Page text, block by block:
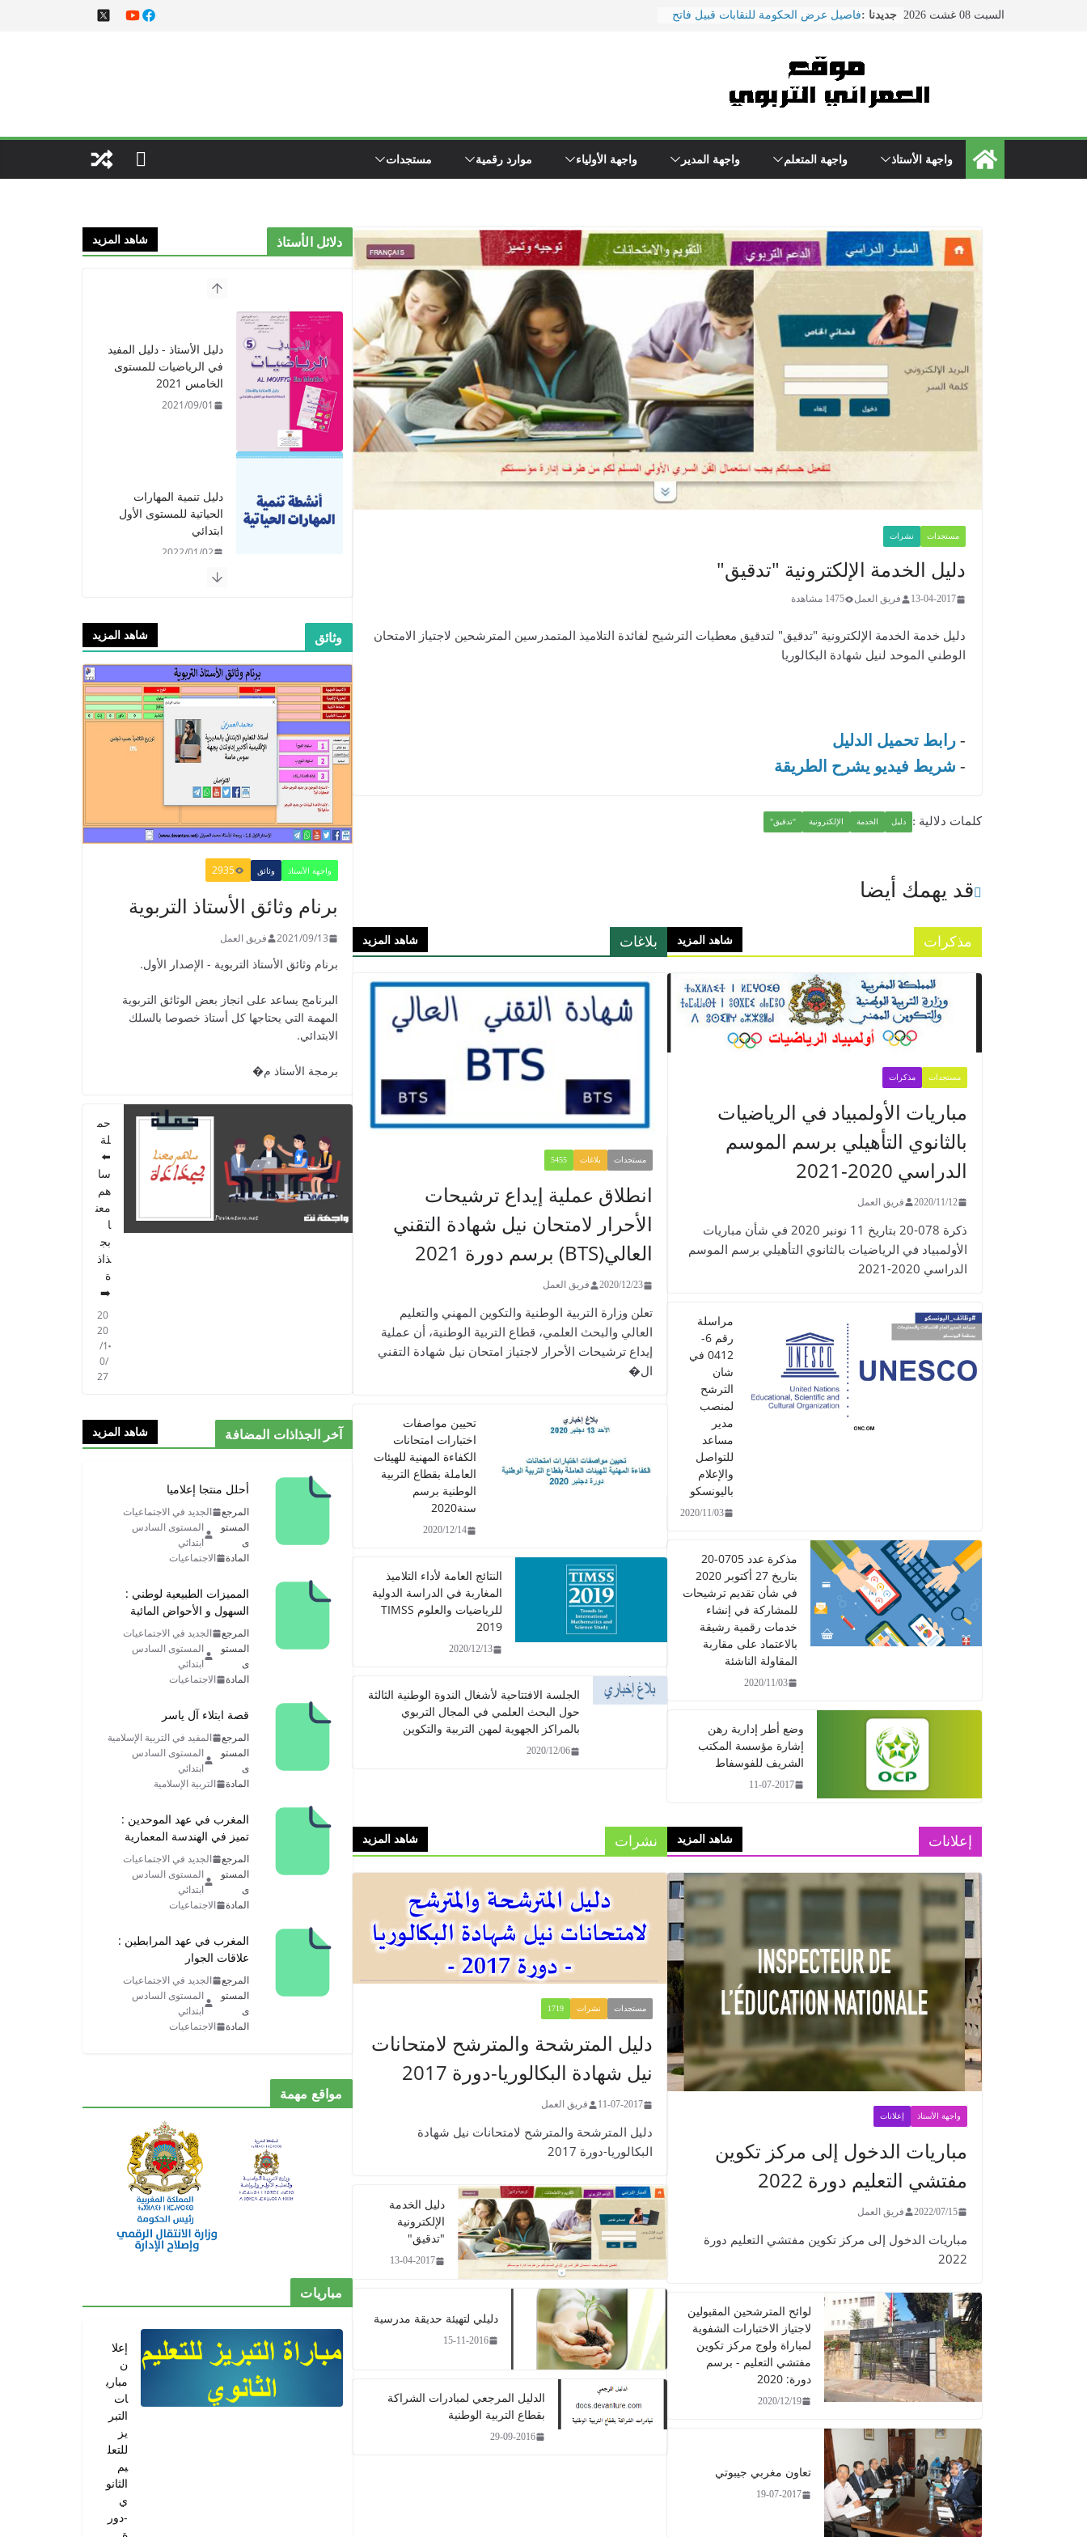
السبت 08 غشت 2026 جديدنا :
ماي ... ضمنها الزيادة في الأجور
التربية الوطنية
الحوار الاجتماعي يتواصل بوزارة
\"بنموسى\" وسط دعوات لتصعيد
الاحتجاجات
المستعجلات بعد تعرضه لاعتداء \"همجي\"
من طرف والد تلميذ
مباريات الدخول إلى مركز تكوين مفتشي
واجهة الأستاذ واجهة المتعلم واجهة المدير واجهة الأولياء موارد رقمية مستجدات
مستجدات نشرات
دليل الخدمة الإلكترونية "تدقيق"
13-04-2017 فريق العمل 1475 مشاهدة
دليل خدمة الخدمة الإلكترونية "تدقيق" لتدقيق معطيات الترشيح لفائدة التلاميذ المتمدرسين المترشحين لاجتياز الامتحان
الوطني الموحد لنيل شهادة البكالوريا
-رابط تحميل الدليل
- شريط فيديو يشرح الطريقة
كلمات دلالية : دليل الخدمة الإلكترونية "تدقيق"
قد يهمك أيضا
مذكرات شاهد المزيد
مستجدات مذكرات
مباريات الأولمبياد في الرياضيات
بالثانوي التأهيلي برسم الموسم
الدراسي 2020-2021
2020/11/12 فريق العمل
ذكرة 078-20 بتاريخ 11 نونبر 2020 في شأن مباريات
الأولمبياد في الرياضيات بالثانوي التأهيلي برسم الموسم
الدراسي 2020-2021
مراسلة
رقم 6-
0412 في
شان
الترشح
لمنصب
مدير
مساعد
للتواصل
والإعلام
باليونسكو
2020/11/03
مذكرة عدد 0705-20
بتاريخ 27 أكتوبر 2020
في شأن تقديم ترشيحات
للمشاركة في إنشاء
خدمات رقمية رشيقة
بالاعتماد على مقاربة
المقاولة الناشئة
2020/11/03
وضع أطر إدارية رهن
إشارة مؤسسة المكتب
الشريف للفوسفاط
11-07-2017
بلاغات شاهد المزيد
مستجدات بلاغات 5455
انطلاق عملية إيداع ترشيحات
الأحرار لامتحان نيل شهادة التقني
العالي(BTS) برسم دورة 2021
2020/12/23 فريق العمل
تعلن وزارة التربية الوطنية والتكوين المهني والتعليم
العالي والبحث العلمي، قطاع التربية الوطنية، أن عملية
إيداع ترشيحات الأحرار لاجتياز امتحان نيل شهادة التقني
ال�
تحيين مواصفات
اختبارات امتحانات
الكفاءة المهنية للهيئات
العاملة بقطاع التربية
الوطنية برسم
سنة2020
2020/12/14
النتائج العامة لأداء التلاميذ
المغاربة في الدراسة الدولية
للرياضيات والعلوم TIMSS
2019
2020/12/13
الجلسة الافتتاحية لأشغال الندوة الوطنية الثالثة
حول البحث العلمي في المجال التربوي
بالمراكز الجهوية لمهن التربية والتكوين
2020/12/06
إعلانات شاهد المزيد
واجهة الأستاذ إعلانات
مباريات الدخول إلى مركز تكوين
مفتشي التعليم دورة 2022
2022/07/15 فريق العمل
مباريات الدخول إلى مركز تكوين مفتشي التعليم دورة
2022
لوائح المترشحين المقبولين
لاجتياز الاختبارات الشفوية
لمباراة ولوج مركز تكوين
مفتشي التعليم - برسم
دورة: 2020
2020/12/19
تعاون مغربي جيبوتي
19-07-2017
نشرات شاهد المزيد
مستجدات نشرات 1719
​​​​دليل المترشحة والمترشح لامتحانات
نيل شهادة البكالوريا-دورة 2017
11-07-2017 فريق العمل
​​​​دليل المترشحة والمترشح لامتحانات نيل شهادة
البكالوريا-دورة 2017
دليل الخدمة
الإلكترونية
"تدقيق"
13-04-2017
دليلي لتهيئة حديقة مدرسية​
15-11-2016
الدليل المرجعي لمبادرات الشراكة
بقطاع التربية الوطنية
29-09-2016
دلائل الأستاذ شاهد المزيد
دليل تنمية المهارات
الحياتية للمستوى الأول
ابتدائي
2022/01/02
​دليل المفيد في اللغة
العربية للمستوى الرابع -
2021
2021/09/01
​Guide Prof - ​​​Guide
Mes apprentissages
en Français 6 AEP
-2021
2021/09/01
الدليل البيداغوجي لتنمية
المهارات الحياتية
2022/01/02
PROFESSEUR -
PARCOURS - 6ème
ANNEE 2021
2021/09/01
الخامس 2021
2021/09/01
وثائق شاهد المزيد
واجهة الأستاذ وثائق 2935
برنام وثائق الأستاذ التربوية
2021/09/13 فريق العمل
برنام وثائق الأستاذ التربوية - الإصدار الأول.
البرنامج يساعد على انجاز بعض الوثائق التربوية
المهمة التي يحتاجها كل أستاذ خصوصا بالسلك
الابتدائي.
برمجة الأستاذ م�
حم
لة
⬅️
سا
هم
معن
ا
بج
ذاذ
ة
➡️
20
20
/1
0/
27
آخر الجذاذات المضافة شاهد المزيد
أحلل منتجا إعلاميا
المرجع
الجديد في الاجتماعيات
المستو
ى
المستوى السادس
ابتدائي
المادة
الاجتماعيات
المميزات الطبيعية لوطني :
السهول و الأحواض المائية
المرجع
الجديد في الاجتماعيات
المستو
ى
المستوى السادس
ابتدائي
المادة
الاجتماعيات
قصة ابتلاء آل ياسر
المرجع
المفيد في التربية الإسلامية
المستو
ى
المستوى السادس
ابتدائي
المادة
التربية الإسلامية
المغرب في عهد الموحدين :
تميز في الهندسة المعمارية
المرجع
الجديد في الاجتماعيات
المستو
ى
المستوى السادس
ابتدائي
المادة
الاجتماعيات
المغرب في عهد المرابطين :
علاقات الجوار
المرجع
الجديد في الاجتماعيات
المستو
ى
المستوى السادس
ابتدائي
المادة
الاجتماعيات
مواقع مهمة
مباريات
إعلا
ن
مباري
ات
التبر
يز
للتعل
يم
الثانو
ي
-دور